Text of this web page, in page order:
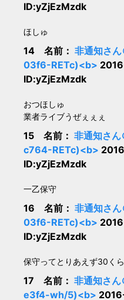
ID:yZjEzMzdk
ほしゅ
14 名前： 非通知さ
03f6-RETc)<b>
ID:yZjEzMzdk
おつほしゅ
業者ライブうぜぇぇぇ
15 名前： 非通知さ
c764-RETc)<b>
ID:yZjEzMzdk
一乙保守
16 名前： 非通知さ
03f6-RETc)<b>
ID:yZjEzMzdk
保守ってとりあえず30く
17 名前： 非通知さ
e3f4-wh/5)<b>